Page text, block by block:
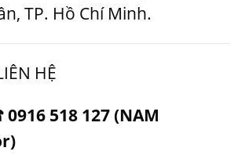
TP. Hồ Chí Minh.
HỆ
518 127 (NAM